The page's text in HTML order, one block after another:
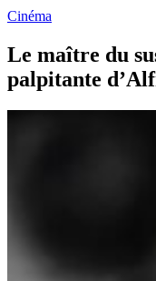
Cinéma
Le maître du
palpitante